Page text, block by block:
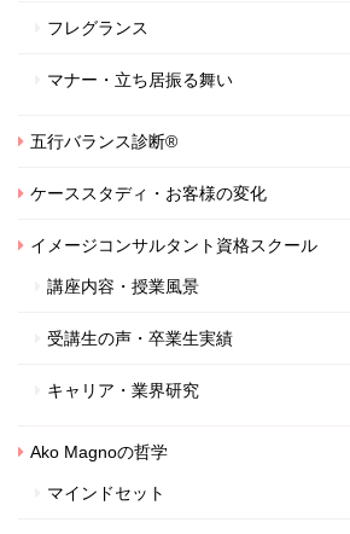
フレグランス
マナー・立ち居振る舞い
五行バランス診断®
ケーススタディ・お客様の変化
イメージコンサルタント資格スクール
講座内容・授業風景
受講生の声・卒業生実績
キャリア・業界研究
Ako Magnoの哲学
マインドセット